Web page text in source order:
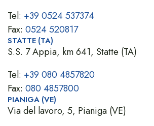
Tel: +39 0524 537374
Fax: 0524 520817
STATTE (TA)
S.S. 7 Appia, km 641, Statte (TA)
Tel: +39 080 4857820
Fax: 080 4857800
PIANIGA (VE)
Via del lavoro, 5, Pianiga (VE)